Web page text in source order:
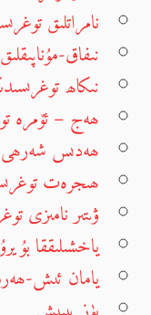
نامراتلىق
نىفاق-
نىكاھ
ھەج – ئۆمرە
ھەدىس شەرھى
ھىجرەت
ۋىتىر نامىزى
ياخشىلىققا
يامان ئىش-